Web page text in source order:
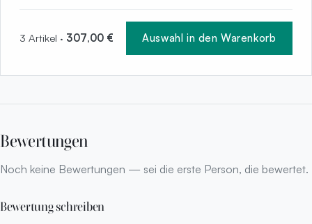
3 Artikel · 307,00 € Auswahl in den Warenkorb
Bewertungen
Noch keine Bewertungen — sei die erste Person, die bewertet.
Bewertung schreiben